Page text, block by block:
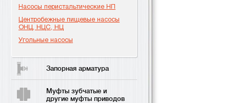
Насосы перистальтические НП
Центробежные пищевые насосы
ОНЦ, НЦС, НЦ
Угольные насосы
Запорная арматура
Муфты зубчатые и
другие муфты приводов